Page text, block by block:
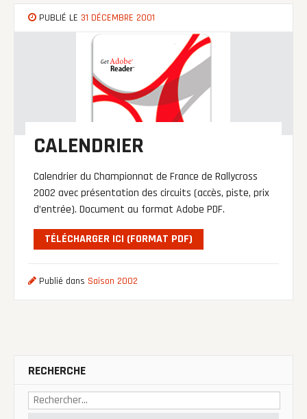
PUBLIÉ LE 31 DÉCEMBRE 2001
CALENDRIER
Calendrier du Championnat de France de Rallycross
2002 avec présentation des circuits (accès, piste, prix
d’entrée). Document au format Adobe PDF.
TÉLÉCHARGER ICI (FORMAT PDF)
Publié dans Saison 2002
RECHERCHE
Rechercher :